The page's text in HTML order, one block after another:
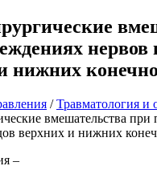
нервов
нижних
/Травматология и
вмешательства при
верхних и нижних
–